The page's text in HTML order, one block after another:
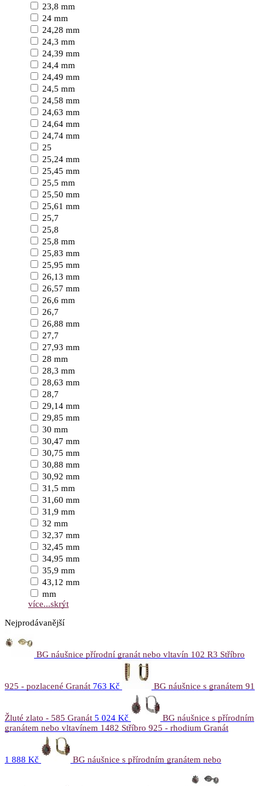
23,8 mm
24 mm
24,28 mm
24,3 mm
24,39 mm
24,4 mm
24,49 mm
24,5 mm
24,58 mm
24,63 mm
24,64 mm
24,74 mm
25
25,24 mm
25,45 mm
25,5 mm
25,50 mm
25,61 mm
25,7
25,8
25,8 mm
25,83 mm
25,95 mm
26,13 mm
26,57 mm
26,6 mm
26,7
26,88 mm
27,7
27,93 mm
28 mm
28,3 mm
28,63 mm
28,7
29,14 mm
29,85 mm
30 mm
30,47 mm
30,75 mm
30,88 mm
30,92 mm
31,5 mm
31,60 mm
31,9 mm
32 mm
32,37 mm
32,45 mm
34,95 mm
35,9 mm
43,12 mm
mm
více...skrýt
Nejprodávanější
BG náušnice přírodní granát nebo vltavín 102 R3 Stříbro
925 - pozlacené Granát 763 Kč BG náušnice s granátem 91
Žluté zlato - 585 Granát 5 024 Kč
BG náušnice s přírodním
granátem nebo vltavínem 1482 Stříbro 925 - rhodium Granát
1 888 Kč BG náušnice s přírodním granátem nebo